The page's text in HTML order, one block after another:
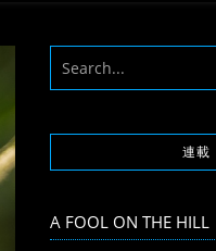
連載
A FOOL ON THE HILL